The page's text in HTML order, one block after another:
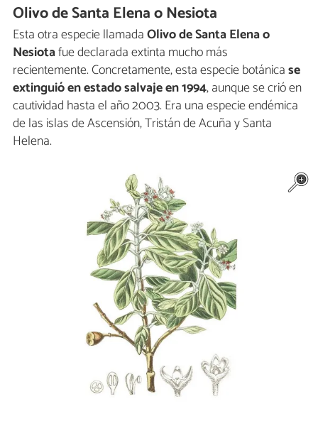
Olivo de Santa Elena o Nesiota
Esta otra especie llamadaOlivo de Santa Elena o
Nesiotafue declarada extinta mucho más
recientemente. Concretamente, esta especie botánicase
extinguió en estado salvaje en 1994, aunque se crió en
cautividad hasta el año 2003. Era una especie endémica
de las islas de Ascensión, Tristán de Acuña y Santa
Helena.